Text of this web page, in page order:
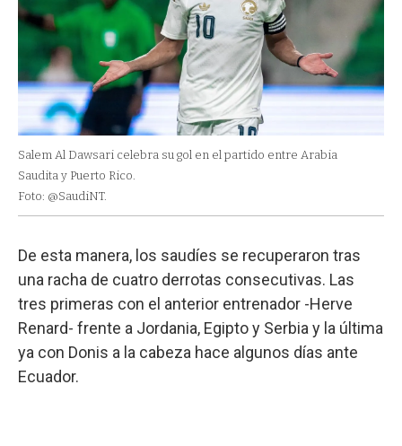
Salem Al Dawsari celebra su gol en el partido entre Arabia
Saudita y Puerto Rico.
Foto: @SaudiNT.
De esta manera, los saudíes se recuperaron tras
una racha de cuatro derrotas consecutivas. Las
tres primeras con el anterior entrenador -Herve
Renard- frente a Jordania, Egipto y Serbia y la última
ya con Donis a la cabeza hace algunos días ante
Ecuador.